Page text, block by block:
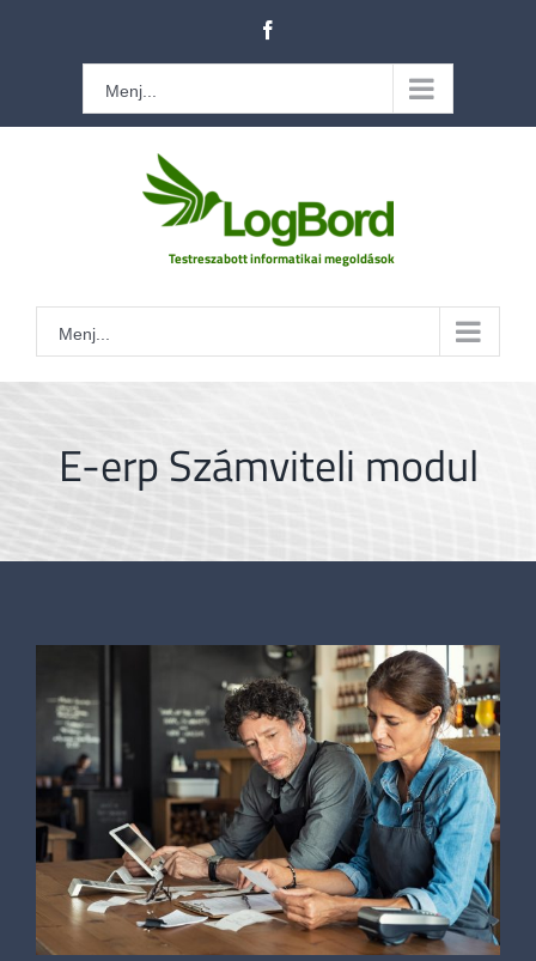
Menj...
Menj...
E-erp Számviteli modul